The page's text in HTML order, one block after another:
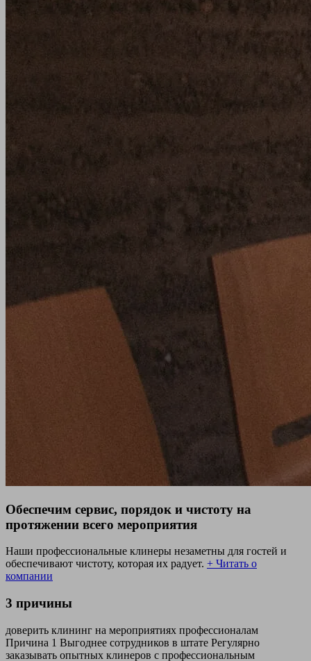
Обеспечим сервис, порядок и чистоту на
протяжении всего мероприятия
Наши профессиональные клинеры незаметны для гостей и
обеспечивают чистоту, которая их радует. + Читать о
компании
3 причины
доверить клининг на мероприятиях профессионалам
Причина 1 Выгоднее сотрудников в штате Регулярно
заказывать опытных клинеров с профессиональным